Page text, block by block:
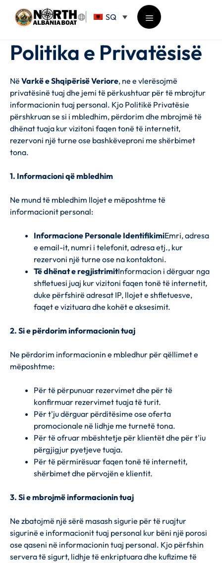
përmbajtja
SQ
Menu
Politika e Privatësisë
Në Varkë e Shqipërisë Veriore, ne e vlerësojmë
privatësinë tuaj dhe jemi të përkushtuar për të mbrojtur
informacionin tuaj personal. Kjo Politikë Privatësie
përshkruan se si i mbledhim, përdorim dhe mbrojmë të
dhënat tuaja kur vizitoni faqen tonë të internetit,
rezervoni një turne ose bashkëveproni me shërbimet
tona.
1. Informacioni që mbledhim
Ne mund të mbledhim llojet e mëposhtme të
informacionit personal:
Informacione Personale IdentifikimiEmri, adresa
e email-it, numri i telefonit, adresa etj., kur
rezervoni një turne ose na kontaktoni.
Të dhënat e regjistrimitInformacion i dërguar nga
shfletuesi juaj kur vizitoni faqen tonë të internetit,
duke përfshirë adresat IP, llojet e shfletuesve,
faqet e vizituara dhe kohët e aksesimit.
2. Si e përdorim informacionin tuaj
Ne përdorim informacionin e mbledhur për qëllimet e
mëposhtme:
Për të përpunuar rezervimet dhe për të
konfirmuar rezervimet tuaja të turit.
Për t'ju dërguar përditësime ose oferta
promocionale në lidhje me turnetë tona.
Për të ofruar mbështetje për klientët dhe për t'iu
përgjigjur pyetjeve tuaja.
Për të përmirësuar faqen tonë të internetit,
shërbimet dhe përvojën e klientit.
3. Si e mbrojmë informacionin tuaj
Ne zbatojmë një sërë masash sigurie për të ruajtur
sigurinë e informacionit tuaj personal kur bëni një porosi
ose qaseni në informacionin tuaj personal. Kjo përfshin
servera të sigurt, lidhje të enkriptuara dhe kufizime të